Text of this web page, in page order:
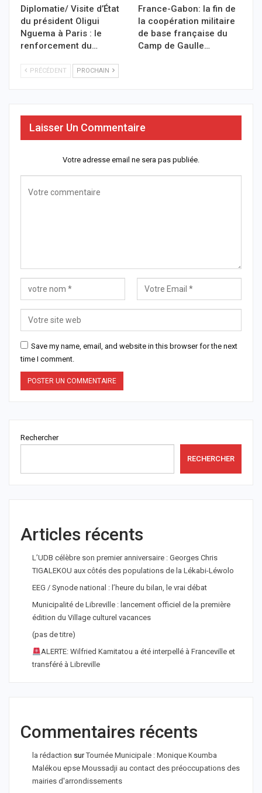
Diplomatie/ Visite d’État
du président Oligui
Nguema à Paris : le
renforcement du…
France-Gabon: la fin de
la coopération militaire
de base française du
Camp de Gaulle…
PRÉCÉDENT PROCHAIN
Laisser Un Commentaire
Votre adresse email ne sera pas publiée.
Save my name, email, and website in this browser for the next
time I comment.
Rechercher
RECHERCHER
Articles récents
L’UDB célèbre son premier anniversaire : Georges Chris
TIGALEKOU aux côtés des populations de la Lékabi-Léwolo
EEG / Synode national : l’heure du bilan, le vrai débat
Municipalité de Libreville : lancement officiel de la première
édition du Village culturel vacances
(pas de titre)
ALERTE: Wilfried Kamitatou a été interpellé à Franceville et
transféré à Libreville
Commentaires récents
la rédaction surTournée Municipale : Monique Koumba
Malékou epse Moussadji au contact des préoccupations des
mairies d'arrondissements